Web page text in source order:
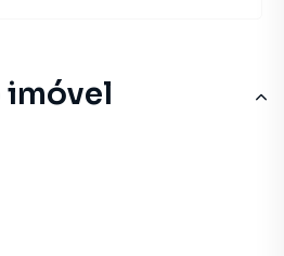
imóvel